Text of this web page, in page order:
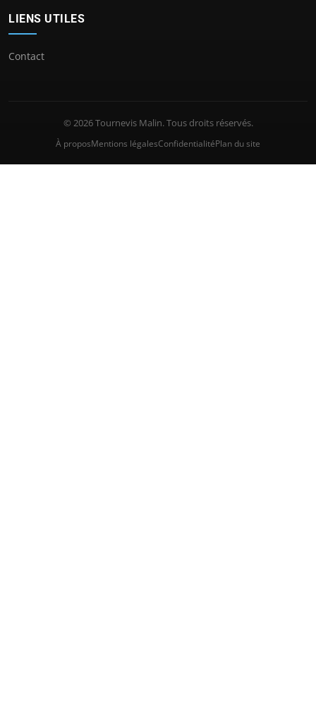
LIENS UTILES
Contact
© 2026 Tournevis Malin. Tous droits réservés.
À proposMentions légalesConfidentialitéPlan du site